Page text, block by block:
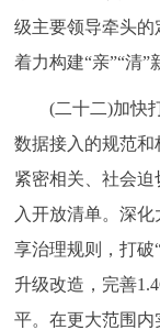
级主要领导牵头的
着力构建“亲”“清”
(二十二)加快打
数据接入的规范
紧密相关、社会
入开放清单。深
享治理规则，打破
升级改造，完善
平。在更大范围内